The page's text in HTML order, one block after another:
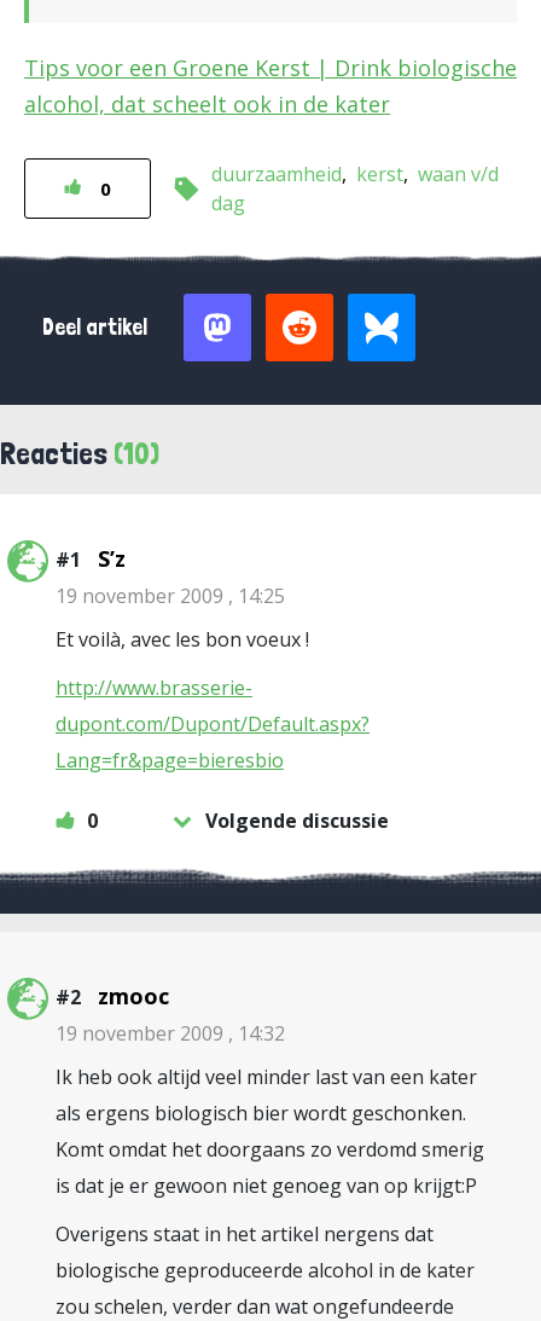
Tips voor een Groene Kerst | Drink biologische
alcohol, dat scheelt ook in de kater
0
duurzaamheid kerst waan v/d
dag
Deel artikel
Reacties (10)
#1 S’z
19 november 2009 , 14:25
Et voilà, avec les bon voeux !
http://www.brasserie-
dupont.com/Dupont/Default.aspx?
Lang=fr&page=bieresbio
0 Volgende discussie
#2 zmooc
19 november 2009 , 14:32
Ik heb ook altijd veel minder last van een kater
als ergens biologisch bier wordt geschonken.
Komt omdat het doorgaans zo verdomd smerig
is dat je er gewoon niet genoeg van op krijgt:P
Overigens staat in het artikel nergens dat
biologische geproduceerde alcohol in de kater
zou schelen, verder dan wat ongefundeerde